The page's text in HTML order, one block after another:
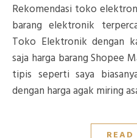
Rekomendasi toko elektronik shopee - sebenarnya beli
barang elektronik
Toko Elektronik dengan
saja harga barang Shopee
tipis seperti saya
dengan harga agak miring